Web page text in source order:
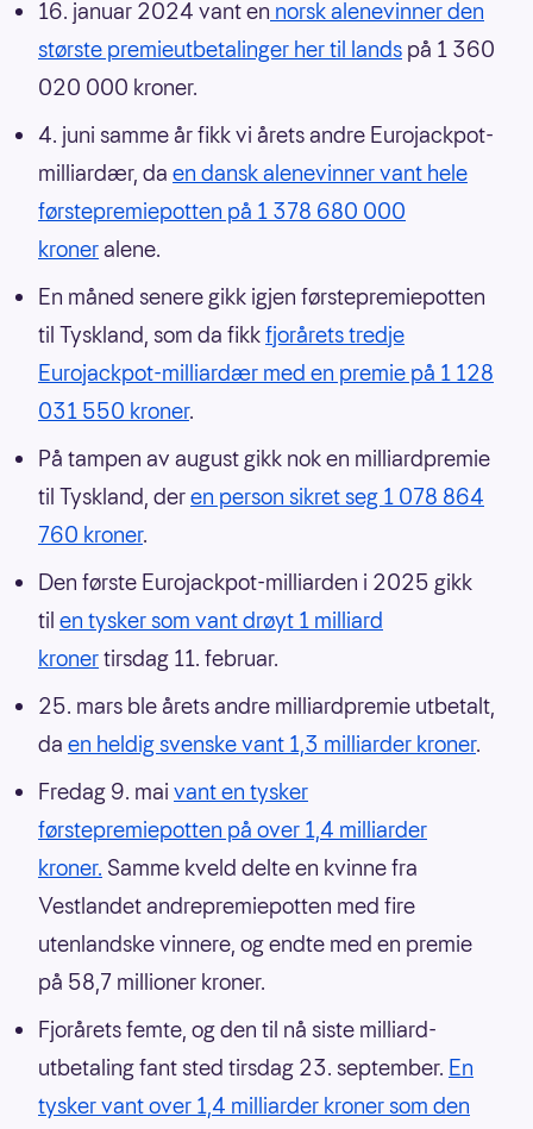
16. januar 2024 vant en norsk alenevinner den
største premieutbetalinger her til lands på 1 360
020 000 kroner.
4. juni samme år fikk vi årets andre Eurojackpot-
milliardær, da en dansk alenevinner vant hele
førstepremiepotten på 1 378 680 000
kroneralene.
En måned senere gikk igjen førstepremiepotten
til Tyskland, som da fikkfjorårets tredje
Eurojackpot-milliardær med en premie på 1 128
031 550 kroner.
På tampen av august gikk nok en milliardpremie
til Tyskland, deren person sikret seg 1 078 864
760 kroner.
Den første Eurojackpot-milliarden i 2025 gikk
til en tysker som vant drøyt 1 milliard
kronertirsdag 11. februar.
25. mars ble årets andre milliardpremie utbetalt,
da en heldig svenske vant 1,3 milliarder kroner.
Fredag 9. mai vant en tysker
førstepremiepotten på over 1,4 milliarder
kroner. Samme kveld delte en kvinne fra
Vestlandet andrepremiepotten med fire
utenlandske vinnere, og endte med en premie
på 58,7 millioner kroner.
Fjorårets femte, og den til nå siste milliard-
utbetaling fant sted tirsdag 23. september. En
tysker vant over 1,4 milliarder kroner som den